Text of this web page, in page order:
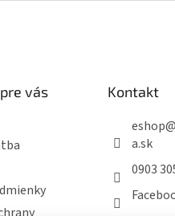
vás
Kontakt
eshop@
a.sk
0903